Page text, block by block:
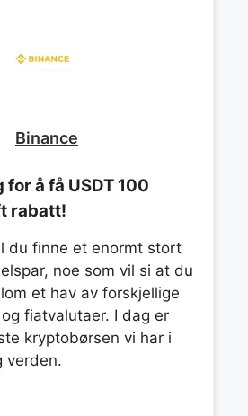
Binance
å få USDT 100
rabatt!
du finne et enormt stort
noe som vil si at du
et hav av forskjellige
fiatvalutaer. I dag er
kryptobørsen vi har i
verden.